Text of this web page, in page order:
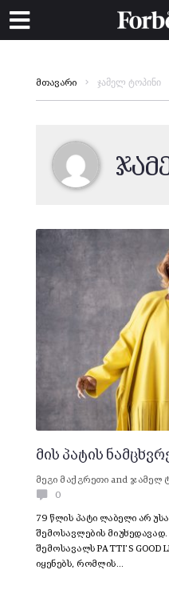
მთავარი ჯამელ ტოპინი
მის პატის
მეგი მაქგრეთი and ჯამელ
0
79 წლის პატი ლაბელი არ
შემოსავლების
შემოსავალს PATTI’S GOOD
იყენებს, რომლის…